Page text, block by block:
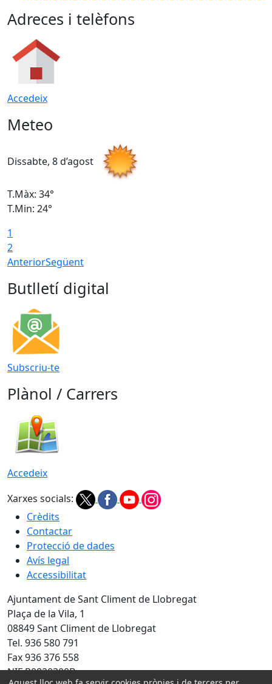
Adreces i telèfons
Accedeix
Meteo
Dissabte, 8 d’agost
T.Màx: 34°
T.Min: 24°
1
2
AnteriorSegüent
Butlletí digital
Subscriu-te
Plànol / Carrers
Accedeix
Xarxes socials:
Crèdits
Contactar
Protecció de dades
Avís legal
Accessibilitat
Ajuntament de Sant Climent de Llobregat
Plaça de la Vila, 1
08849 Sant Climent de Llobregat
Tel. 936 580 791
Fax 936 376 558
NIF P0820300B